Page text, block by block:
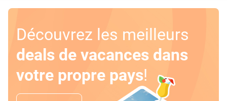
Découvrez les meilleurs
deals de vacances dans
votre propre pays!